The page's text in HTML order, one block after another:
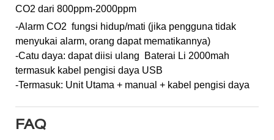
CO2 dari 800ppm-2000ppm
-Alarm CO2 fungsi hidup/mati (jika pengguna tidak
menyukai alarm, orang dapat mematikannya)
-Catu daya: dapat diisi ulang Baterai Li 2000mah
termasuk kabel pengisi daya USB
-Termasuk: Unit Utama + manual + kabel pengisi daya
FAQ